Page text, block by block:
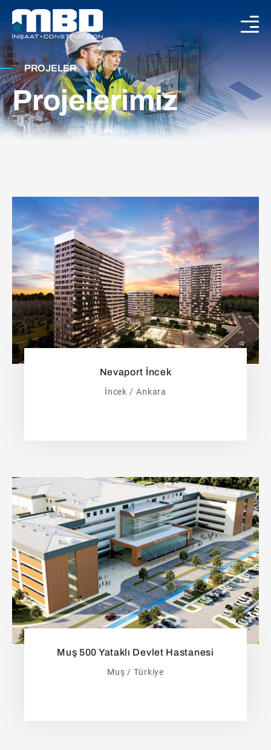
PROJELER
Projelerimiz
Nevaport İncek
İncek / Ankara
Muş 500 Yataklı Devlet Hastanesi
Muş / Türkiye